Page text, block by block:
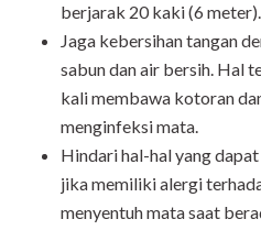
berjarak 20 kaki (6 meter).
Jaga kebersihan tangan
sabun dan air bersih. Hal
kali membawa kotoran
menginfeksi mata.
Hindari hal-hal yang
jika memiliki alergi
menyentuh mata saat